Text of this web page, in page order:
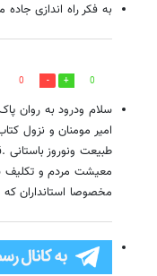
به فکر راه اندازی جاده
0
0
سلام ودرود به روان
امیر مومنان و نزول
طبیعت ونوروز
معیشت مردم و تکلیف
مخصوصا استانداران